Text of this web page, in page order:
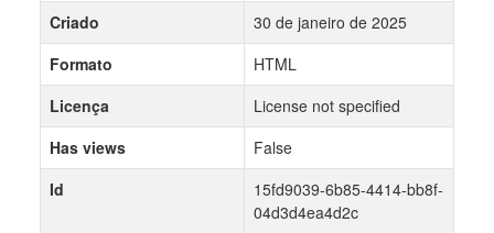
Criado
30 de janeiro de 2025
Formato
HTML
Licença
License not specified
Has views
False
Id
15fd9039-6b85-4414-bb8f-
04d3d4ea4d2c